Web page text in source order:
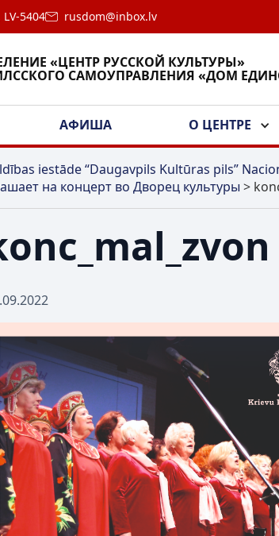
5404 rusdom@inbox.lv
«ЦЕНТР РУССКОЙ КУЛЬТУРЫ»
САМОУПРАВЛЕНИЯ «ДОМ
АФИША О ЦЕНТРЕ
iestāde “Daugavpils Kultūras pils”
на концерт во Дворец культуры >